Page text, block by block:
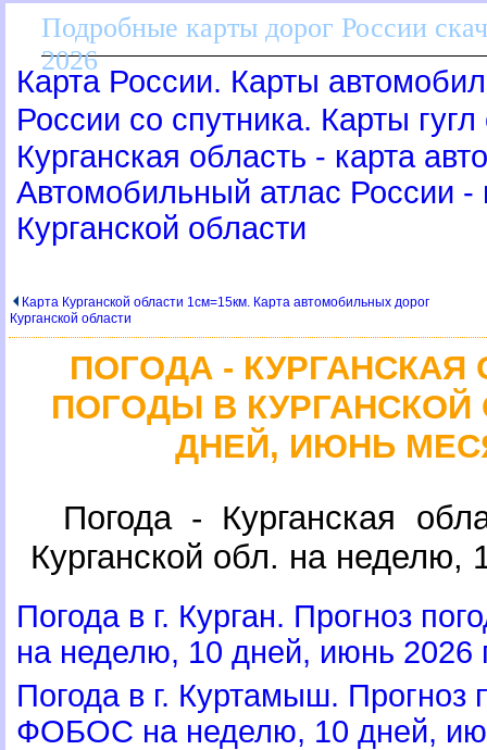
Подробные карты дорог России
2026
Карта России. Карты
России со спутника. Карты
Курганская область - карта
Автомобильный атлас России -
Курганской области
Карта Курганской области 1см=15км. Карта автомобильных доро
Курганской области
ПОГОДА - КУРГАНСКАЯ
ПОГОДЫ В КУРГАНСКОЙ
ДНЕЙ, ИЮНЬ
Погода - Курганская
Курганской обл. на неделю,
Погода в г. Курган. Прогноз
на неделю, 10 дней, июнь 2026
Погода в г. Куртамыш. Прогноз
ФОБОС на неделю, 10 дней,